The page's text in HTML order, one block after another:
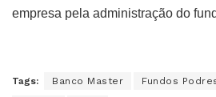
empresa pela administração do
Tags: Banco Master Fundos